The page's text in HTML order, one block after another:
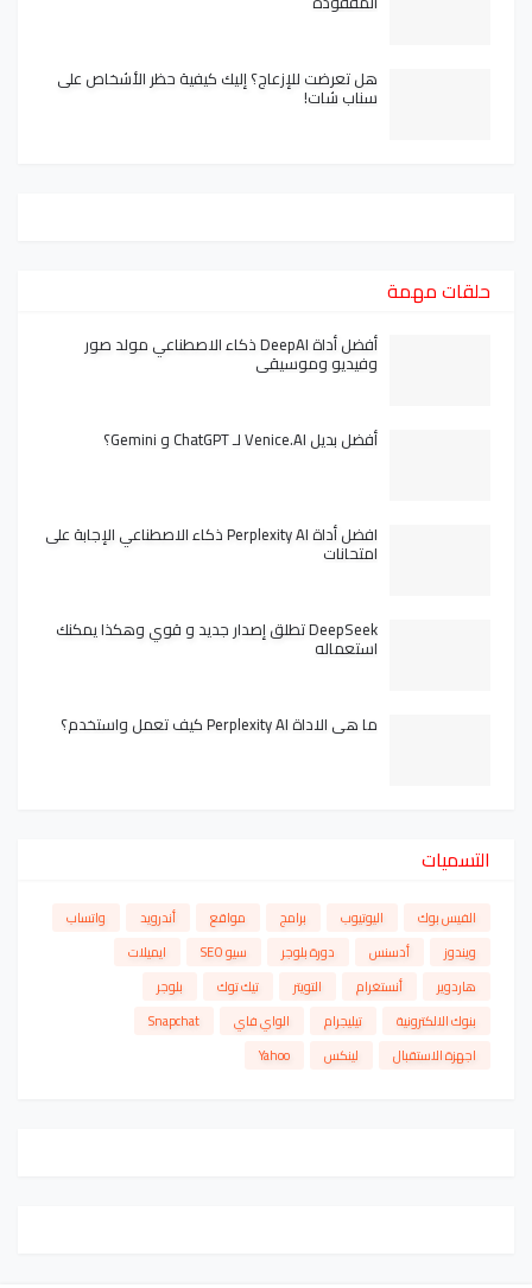
هل تعرضت للإزعاج؟ إليك كيفية حظر الأشخاص على
سناب شات!
حلقات مهمة
أفضل أداة DeepAI ذكاء الاصطناعي مولد صور
وفيديو وموسيقى
أفضل بديل Venice.AI لـ ChatGPT و Gemini؟
افضل أداة Perplexity AI ذكاء الاصطناعي الإجابة على
امتحانات
DeepSeek تطلق إصدار جديد و قوي وهكذا يمكنك
استعماله
ما هي الاداة Perplexity AI كيف تعمل واستخدم؟
التسميات
الفيس بوك اليوتيوب برامج مواقع أندرويد
واتساب
ويندوز
أدسنس دورة بلوجر سيو SEO
ايميلات
هاردوير
أنستغرام التويتر تيك توك
بلوجر
بنوك الالكترونية
تيليجرام الواي فاي
Snapchat
اجهزة الاستقبال
لينكس Yahoo